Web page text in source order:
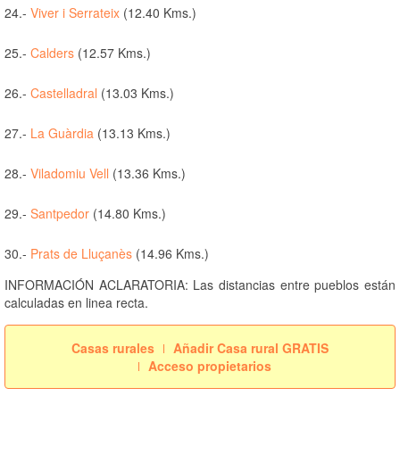
24.- Viver i Serrateix (12.40 Kms.)
25.- Calders (12.57 Kms.)
26.- Castelladral (13.03 Kms.)
27.- La Guàrdia (13.13 Kms.)
28.- Viladomiu Vell (13.36 Kms.)
29.- Santpedor (14.80 Kms.)
30.- Prats de Lluçanès (14.96 Kms.)
INFORMACIÓN ACLARATORIA: Las distancias entre pueblos están
calculadas en linea recta.
Casas rurales
Añadir Casa rural GRATIS
Acceso propietarios